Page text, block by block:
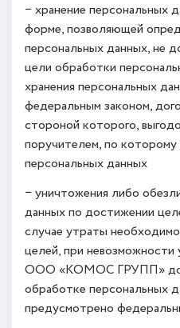
− хранение персональных
форме, позволяющей
персональных данных, не
цели обработки
хранения персональных
федеральным законом,
стороной которого,
поручителем, по которому
персональных данных
− уничтожения либо
данных по достижении
случае утраты
целей, при
ООО «КОМОС ГРУПП»
обработке персональных
предусмотрено